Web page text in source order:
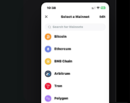
Português (Portugal)
Bahasa Indonesia